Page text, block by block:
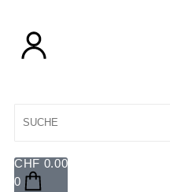
CHF 0.00
0